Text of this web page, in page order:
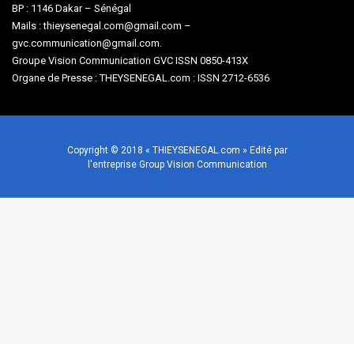
BP : 1146 Dakar – Sénégal
Mails : thieysenegal.com@gmail.com –
gvc.communication@gmail.com.
Groupe Vision Communication GVC ISSN 0850-413X
Organe de Presse : THEYSENEGAL.com : ISSN 2712-6536
Copyright © 2018 « THIEYSENEGAL.com » Edité par
l'entreprise Group Vision Communication